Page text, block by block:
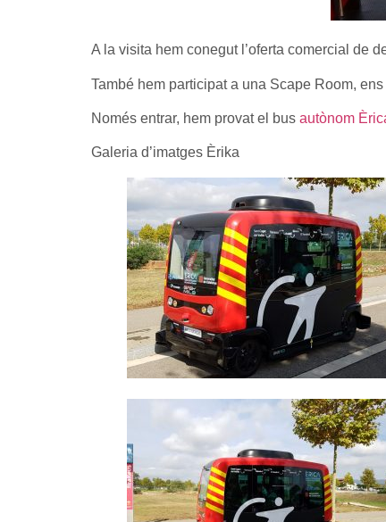
A la visita hem conegut l’oferta comercial de
També hem participat a una Scape Room,
Només entrar, hem provat el bus autònom
Galeria d’imatges Èrika